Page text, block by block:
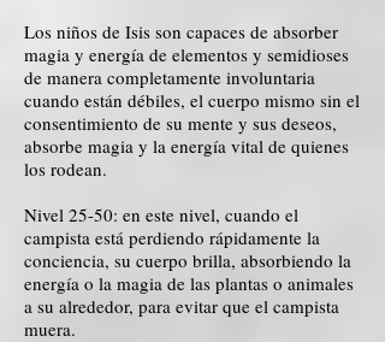
Los niños de Isis son capaces de absorber
magia y energía de elementos y semidioses
de manera completamente involuntaria
cuando están débiles, el cuerpo mismo sin el
consentimiento de su mente y sus deseos,
absorbe magia y la energía vital de quienes
los rodean.
Nivel 25-50: en este nivel, cuando el
campista está perdiendo rápidamente la
conciencia, su cuerpo brilla, absorbiendo la
energía o la magia de las plantas o animales
a su alrededor, para evitar que el campista
muera.